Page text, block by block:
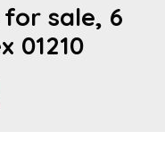
sale, 6
01210